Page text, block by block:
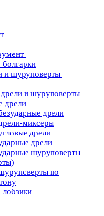
болгарки
и шуруповерты
и шуруповерты
дрели
дрели
миксеры
дрели
дрели
шуруповерты
по
лобзики